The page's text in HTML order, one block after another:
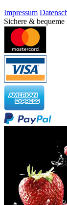
Impressum
Sichere &